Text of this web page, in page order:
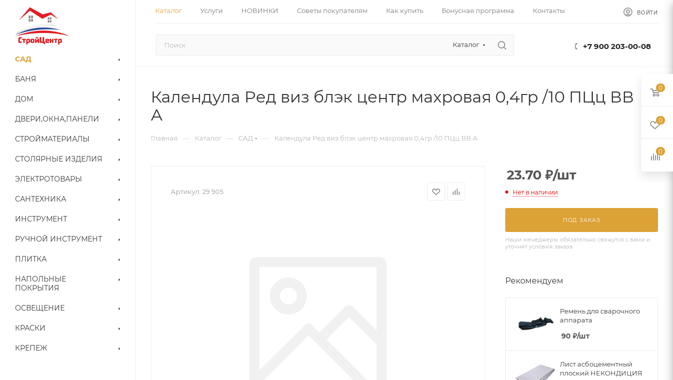
Каталог Услуги НОВИНКИ Советы покупателям Как купить Бонусная программа Контакты ВОЙТИ
Каталог +7 900 203-00-08
САД
БАНЯ
ДОМ
ДВЕРИ,ОКНА,ПАНЕЛИ
СТРОЙМАТЕРИАЛЫ
СТОЛЯРНЫЕ ИЗДЕЛИЯ
ЭЛЕКТРОТОВАРЫ
САНТЕХНИКА
ИНСТРУМЕНТ
РУЧНОЙ ИНСТРУМЕНТ
ПЛИТКА
НАПОЛЬНЫЕ
ПОКРЫТИЯ
ОСВЕЩЕНИЕ
КРАСКИ
КРЕПЕЖ
Календула Ред виз блэк центр махровая 0,4гр /10 ПЦц ВВ
А
Главная — Каталог — САД — Календула Ред виз блэк центр махровая 0,4гр /10 ПЦц ВВ А
Артикул: 29 905
23.70 ₽/шт
Нет в наличии
ПОД ЗАКАЗ
Наши менеджеры обязательно свяжутся с вами и
уточнят условия заказа
Рекомендуем
Ремень для сварочного
аппарата
90 ₽/шт
Лист асбоцементный
плоский НЕКОНДИЦИЯ
0
0
0